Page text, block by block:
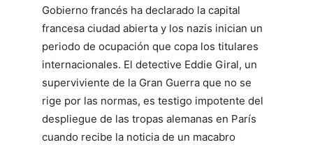
Gobierno francés ha declarado la capital
francesa ciudad abierta y los nazis inician un
periodo de ocupación que copa los titulares
internacionales. El detective Eddie Giral, un
superviviente de la Gran Guerra que no se
rige por las normas, es testigo impotente del
despliegue de las tropas alemanas en París
cuando recibe la noticia de un macabro